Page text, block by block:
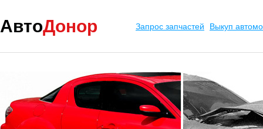
Запрос запчастей Выкуп
АвтоДонор